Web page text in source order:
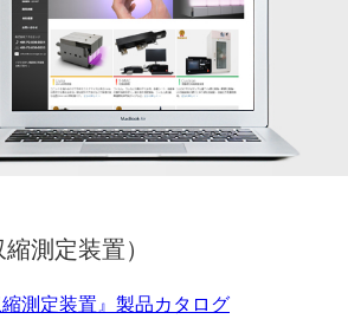
測定装置）
縮測定装置』製品カタログ